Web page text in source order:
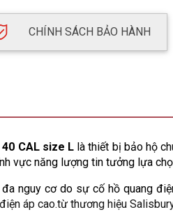
CHÍNH SÁCH BẢO HÀNH
CAL size L là thiết bị bảo hộ
vực năng lượng tin tưởng lựa
nguy cơ do sự cố hồ quang
áp cao.từ thương hiệu